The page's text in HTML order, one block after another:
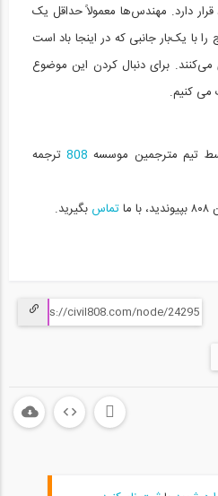
بالابر فضایی (ترجمه و دوبله...
رفتار هیدرولیکی رودخانه (...
ساز زیر آب (ترجمه و زیرنویس...
دارد. مهندس‌ها معمولاً حداقل یک
با یک‌بار جانبی که در اینجا باد است
برای دنبال کردن این موضوع
می کنیم.
تیم مترجمین موسسه 808 ترجمه
تماس بگیرید.